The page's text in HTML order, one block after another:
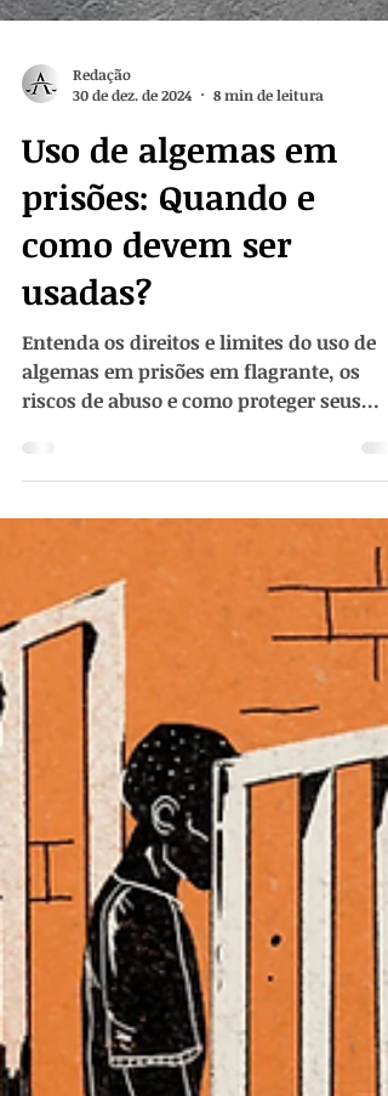
30 de dez. de 2024
Uso de algemas em
prisões: Quando e
como devem ser
usadas?
Entenda os direitos e limites do uso de
algemas em prisões em flagrante, os